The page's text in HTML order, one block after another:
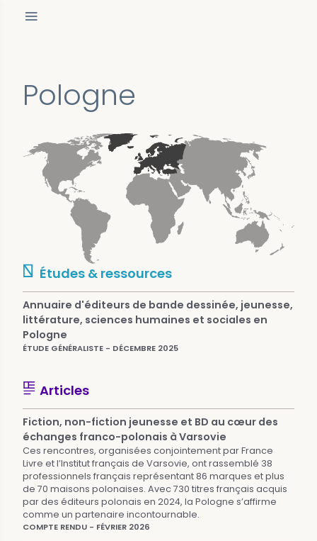
Pologne
Études & ressources
Annuaire d'éditeurs de bande dessinée, jeunesse,
littérature, sciences humaines et sociales en
Pologne
ÉTUDE GÉNÉRALISTE - DÉCEMBRE 2025
Articles
Fiction, non-fiction jeunesse et BD au cœur des
échanges franco-polonais à Varsovie
Ces rencontres, organisées conjointement par France
Livre et l’Institut français de Varsovie, ont rassemblé 38
professionnels français représentant 86 marques et plus
de 70 maisons polonaises. Avec 730 titres français acquis
par des éditeurs polonais en 2024, la Pologne s’affirme
comme un partenaire incontournable.
COMPTE RENDU - FÉVRIER 2026